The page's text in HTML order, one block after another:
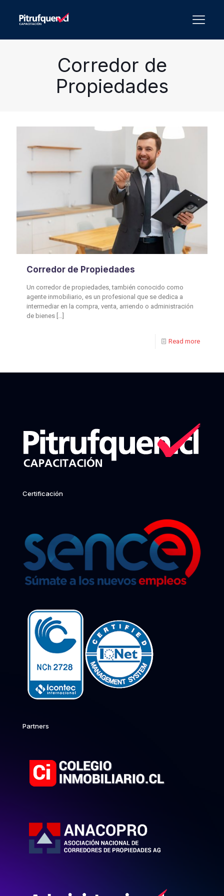
Corredor de
Propiedades
Corredor de Propiedades
Un corredor de propiedades, también conocido como
agente inmobiliario, es un profesional que se dedica a
intermediar en la compra, venta, arriendo o administración
de bienes […]
Read more
Certificación
Partners